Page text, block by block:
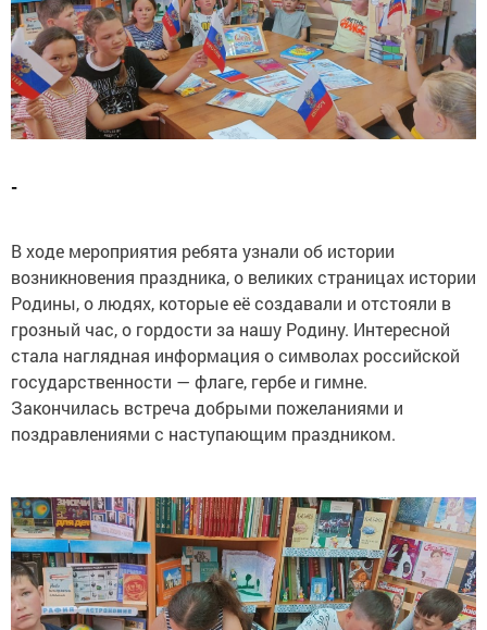
-
В ходе мероприятия ребята узнали об истории
возникновения праздника, о великих страницах истории
Родины, о людях, которые её создавали и отстояли в
грозный час, о гордости за нашу Родину. Интересной
стала наглядная информация о символах российской
государственности — флаге, гербе и гимне.
Закончилась встреча добрыми пожеланиями и
поздравлениями с наступающим праздником.